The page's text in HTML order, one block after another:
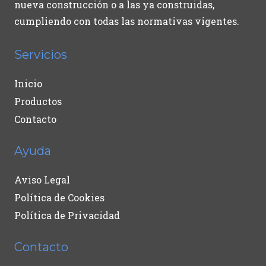
nueva construcción o a las ya construidas,
cumpliendo con todas las normativas vigentes.
Servicios
Inicio
Productos
Contacto
Ayuda
Aviso Legal
Política de Cookies
Política de Privacidad
Contacto